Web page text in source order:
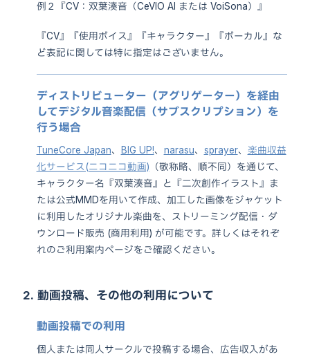
例２『CV：双葉湊音（CeVIO AI または VoiSona）』
『CV』『使用ボイス』『キャラクター』『ボーカル』な
ど表記に関しては特に指定はございません。
ディストリビューター（アグリゲーター）を経由
してデジタル音楽配信（サブスクリプション）を
行う場合
TuneCore Japan、 BIG UP!、 narasu、 sprayer、 楽曲収益
化サービス(ニコニコ動画) （敬称略、順不同）を通じて、
キャラクター名『双葉湊音』と『二次創作イラスト』ま
たは公式MMDを用いて作成、加工した画像をジャケット
に利用したオリジナル楽曲を、ストリーミング配信・ダ
ウンロード販売 (商用利用) が可能です。詳しくはそれぞ
れのご利用案内ページをご確認ください。
2. 動画投稿、その他の利用について
動画投稿での利用
個人または同人サークルで投稿する場合、広告収入があ